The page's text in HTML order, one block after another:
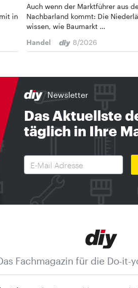
in
Auch wenn der Marktführer aus
Nachbarland kommt: Die
wissen, wie Baumarkt …
Handel
8/2026
Newsletter
Das Aktuellste
täglich in Ihre
Fachmagazin für die Do-it-